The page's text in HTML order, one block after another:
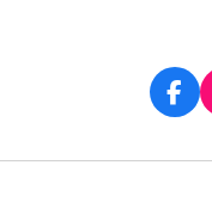
F
a